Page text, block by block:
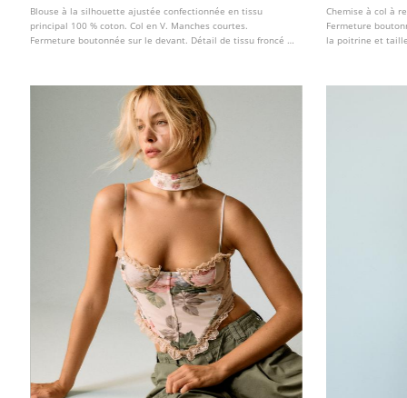
Blouse à la silhouette ajustée confectionnée en tissu
principal 100 % coton. Col en V. Manches courtes.
Fermeture boutonnée sur le devant. Détail de tissu froncé à
Chemise à col à
Fermeture
la poitrine et